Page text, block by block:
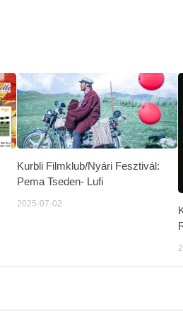
Kurbli Filmklub/Nyári Fesztivál:
Pema Tseden- Lufi
2025-07-02